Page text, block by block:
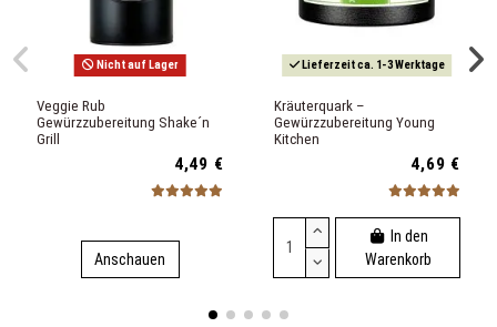
Nicht auf Lager
Veggie Rub
Gewürzzubereitung Shake´n
Grill
4,49 €
Anschauen
Lieferzeit ca. 1-3 Werktage
Kräuterquark –
Gewürzzubereitung Young
Kitchen
4,69 €
In den
Warenkorb